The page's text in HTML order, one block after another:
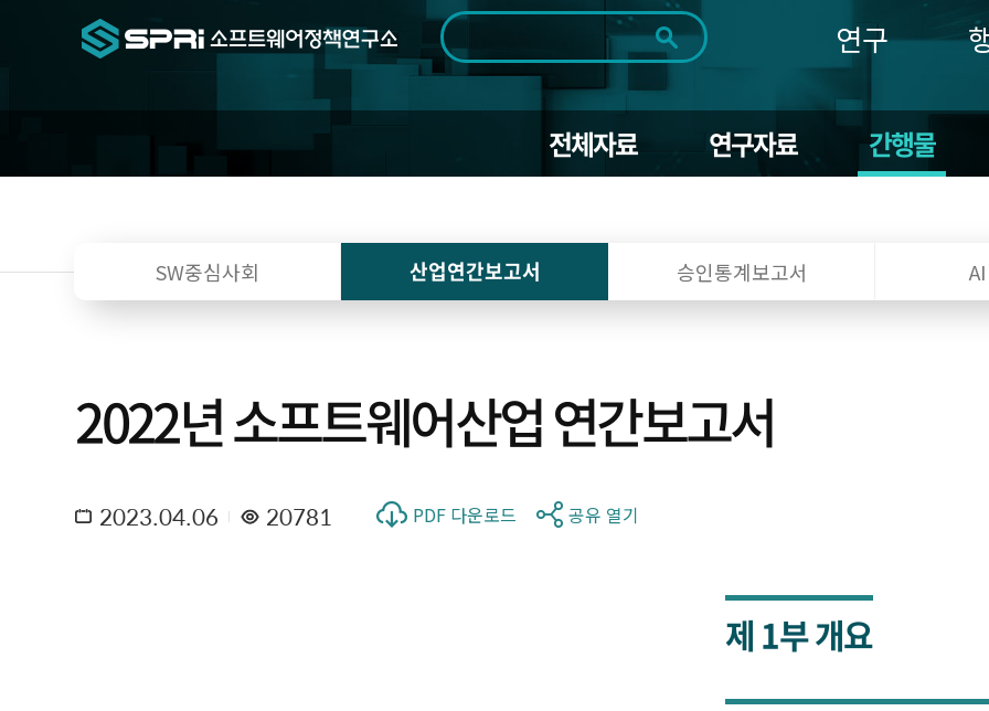
검색범위 전체
기간 전체 1일 1주 1개월 3개월 1년
~
연구
전체자료 연구자료 간행물
SW중심사회 산업연간보고서 승인통계보고서
2022년 소프트웨어산업 연간보고서
2023.04.06 20781 PDF 다운로드 공유 열기
제 1부개요